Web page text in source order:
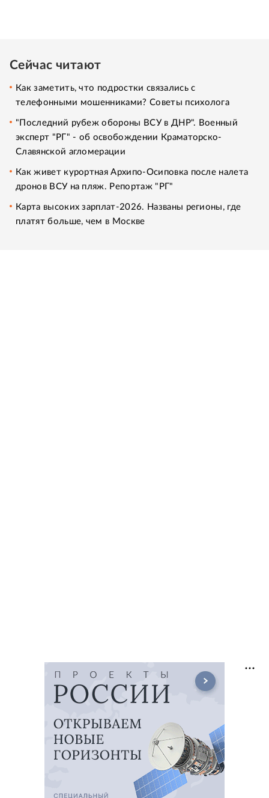
Сейчас читают
Как заметить, что подростки связались с
телефонными мошенниками? Советы психолога
"Последний рубеж обороны ВСУ в ДНР". Военный
эксперт "РГ" - об освобождении Краматорско-
Славянской агломерации
Как живет курортная Архипо-Осиповка после налета
дронов ВСУ на пляж. Репортаж "РГ"
Карта высоких зарплат-2026. Названы регионы, где
платят больше, чем в Москве